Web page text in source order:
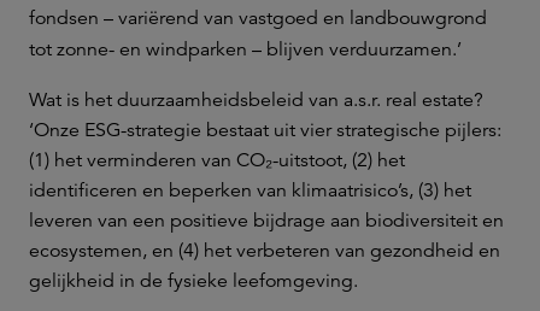
fondsen – variërend van vastgoed en landbouwgrond
tot zonne- en windparken – blijven verduurzamen.’
Wat is het duurzaamheidsbeleid van a.s.r. real estate?
‘Onze ESG-strategie bestaat uit vier strategische pijlers:
(1) het verminderen van CO₂-uitstoot, (2) het
identificeren en beperken van klimaatrisico’s, (3) het
leveren van een positieve bijdrage aan biodiversiteit en
ecosystemen, en (4) het verbeteren van gezondheid en
gelijkheid in de fysieke leefomgeving.